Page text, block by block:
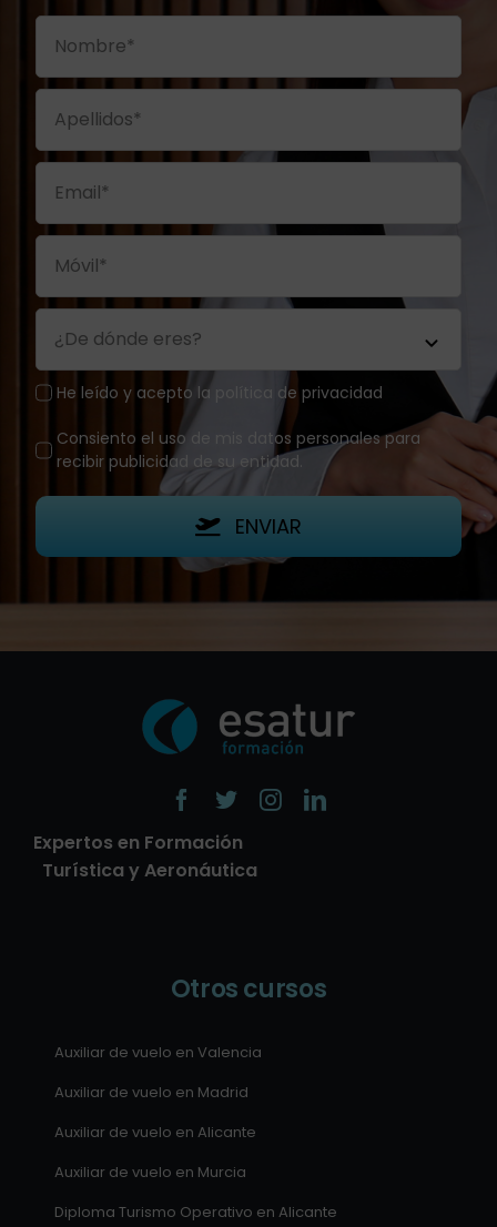
He leído y acepto la política de privacidad
Consiento el uso de mis datos personales para
recibir publicidad de su entidad.
ENVIAR
Expertos en Formación
Turística y Aeronáutica
Otros cursos
Auxiliar de vuelo en Valencia
Auxiliar de vuelo en Madrid
Auxiliar de vuelo en Alicante
Auxiliar de vuelo en Murcia
Diploma Turismo Operativo en Alicante